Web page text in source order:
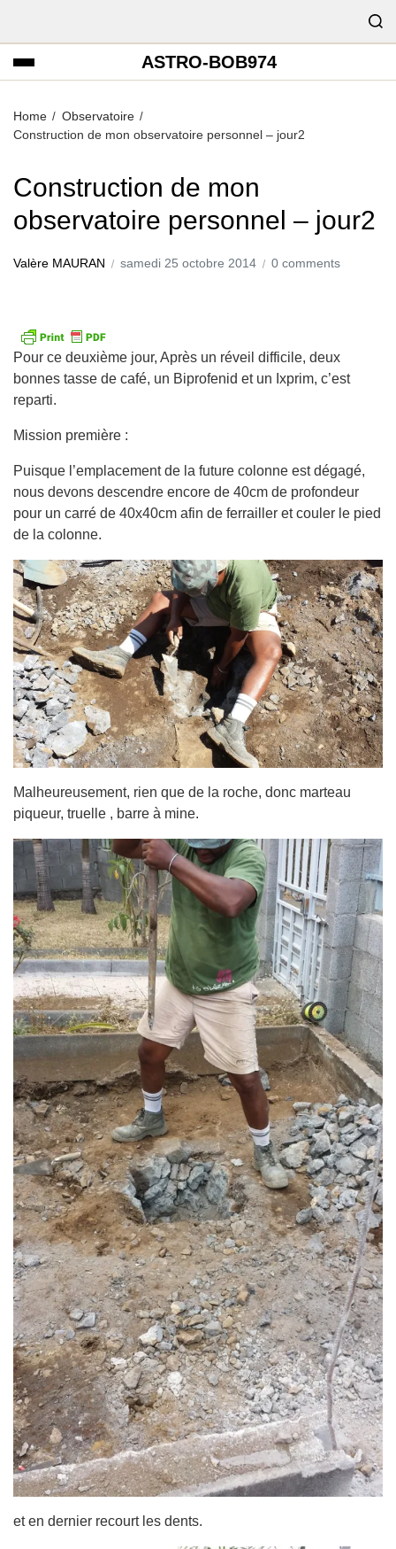
ASTRO-BOB974
Home
Observatoire
Construction de mon observatoire personnel – jour2
Construction de mon
observatoire personnel – jour2
Valère MAURAN samedi 25 octobre 2014 0 comments
Pour ce deuxième jour, Après un réveil difficile, deux
bonnes tasse de café, un Biprofenid et un Ixprim, c’est
reparti.
Mission première :
Puisque l’emplacement de la future colonne est dégagé,
nous devons descendre encore de 40cm de profondeur
pour un carré de 40x40cm afin de ferrailler et couler le pied
de la colonne.
Malheureusement, rien que de la roche, donc marteau
piqueur, truelle , barre à mine.
et en dernier recourt les dents.